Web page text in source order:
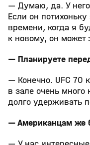
— Думаю, да. У
Если он
времени, когда я
к новому, он может
— Планируете
— Конечно. UFC 70
в зале очень много
долго удерживать
— Американцам же